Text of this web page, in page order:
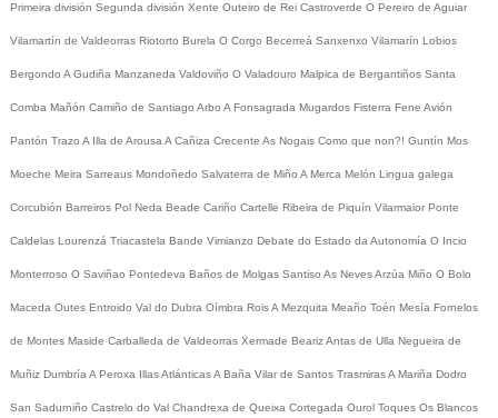
Primeira división Segunda división Xente Outeiro de Rei Castroverde O Pereiro de Aguiar
Vilamartín de Valdeorras Riotorto Burela O Corgo Becerreá Sanxenxo Vilamarín Lobios
Bergondo A Gudiña Manzaneda Valdoviño O Valadouro Malpica de Bergantiños Santa
Comba Mañón Camiño de Santiago Arbo A Fonsagrada Mugardos Fisterra Fene Avión
Pantón Trazo A Illa de Arousa A Cañiza Crecente As Nogais Como que non?! Guntín Mos
Moeche Meira Sarreaus Mondoñedo Salvaterra de Miño A Merca Melón Lingua galega
Corcubión Barreiros Pol Neda Beade Cariño Cartelle Ribeira de Piquín Vilarmaior Ponte
Caldelas Lourenzá Triacastela Bande Vimianzo Debate do Estado da Autonomía O Incio
Monterroso O Saviñao Pontedeva Baños de Molgas Santiso As NevesArzúa Miño O Bolo
Maceda Outes Entroido Val do Dubra Oímbra RoisA Mezquita Meaño Toén Mesía Fornelos
de Montes Maside Carballeda de Valdeorras Xermade BearizAntas de Ulla Negueira de
Muñiz Dumbría A Peroxa Illas AtlánticasA Baña Vilar de Santos TrasmirasA Mariña Dodro
San Sadurniño Castrelo do Val Chandrexa de Queixa Cortegada Ourol Toques Os Blancos